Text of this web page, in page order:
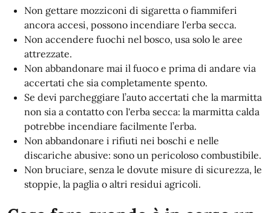
Non gettare mozziconi di sigaretta o fiammiferi
ancora accesi, possono incendiare l'erba secca.
Non accendere fuochi nel bosco, usa solo le aree
attrezzate.
Non abbandonare mai il fuoco e prima di andare via
accertati che sia completamente spento.
Se devi parcheggiare l’auto accertati che la marmitta
non sia a contatto con l'erba secca: la marmitta calda
potrebbe incendiare facilmente l’erba.
Non abbandonare i rifiuti nei boschi e nelle
discariche abusive: sono un pericoloso combustibile.
Non bruciare, senza le dovute misure di sicurezza, le
stoppie, la paglia o altri residui agricoli.